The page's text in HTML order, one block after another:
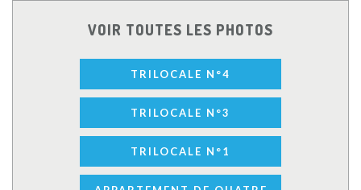
VOIR TOUTES LES PHOTOS
TRILOCALE N°4
TRILOCALE N°3
TRILOCALE N°1